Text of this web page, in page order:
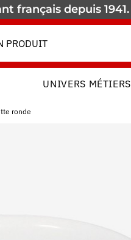
français depuis 1941.
UNIVERS MÉTIERS
ronde